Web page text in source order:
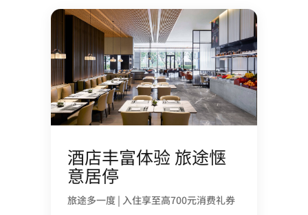
酒店丰富体验 旅途惬
意居停
旅途多一度 | 入住享至高700元消费礼券